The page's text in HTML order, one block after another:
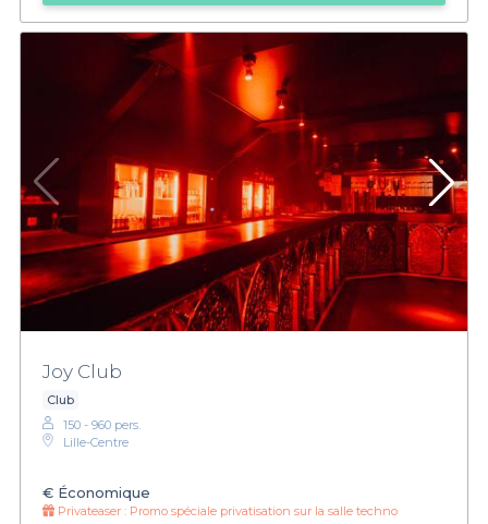
Joy Club
Club
150 - 960 pers.
Lille-Centre
€ Économique
Privateaser : Promo spéciale privatisation sur la salle techno